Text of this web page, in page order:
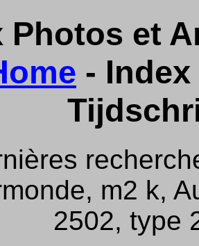
Photos et
-
m2 k,
2502, type